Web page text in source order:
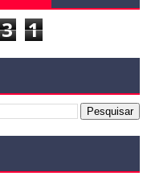
3 1